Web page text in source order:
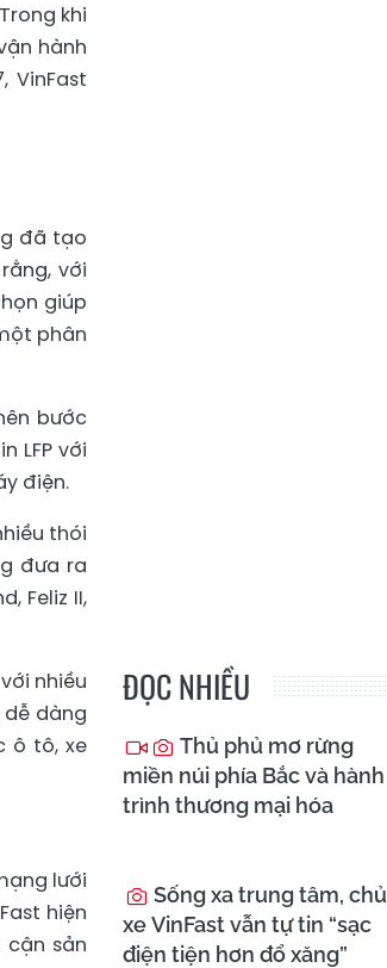
khi
hành
VinFast
đã tạo
với
giúp
phân
bước
LFP với
điện.
thói
đưa ra
Feliz II,
nhiều
dàng
ô tô, xe
lưới
hiện
sản
ĐỌC NHIỀU
Thủ phủ mơ rừng
miền núi phía Bắc và hành
trình thương mại hóa
Sống xa trung tâm, chủ
xe VinFast vẫn tự tin “sạc
điện tiện hơn đổ xăng”